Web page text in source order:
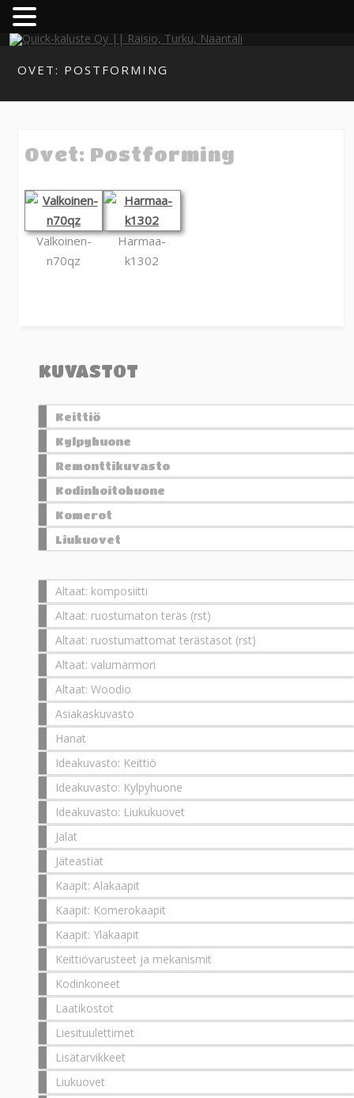
OVET: POSTFORMING
Ovet: Postforming
Valkoinen-
n70qz
Harmaa-
k1302
KUVASTOT
Keittiö
Kylpyhuone
Remonttikuvasto
Kodinhoitohuone
Komerot
Liukuovet
Altaat: komposiitti
Altaat: ruostumaton teräs (rst)
Altaat: ruostumattomat terästasot (rst)
Altaat: valumarmori
Altaat: Woodio
Asiakaskuvasto
Hanat
Ideakuvasto: Keittiö
Ideakuvasto: Kylpyhuone
Ideakuvasto: Liukukuovet
Jalat
Jäteastiat
Kaapit: Alakaapit
Kaapit: Komerokaapit
Kaapit: Yläkaapit
Keittiövarusteet ja mekanismit
Kodinkoneet
Laatikostot
Liesituulettimet
Lisätarvikkeet
Liukuovet